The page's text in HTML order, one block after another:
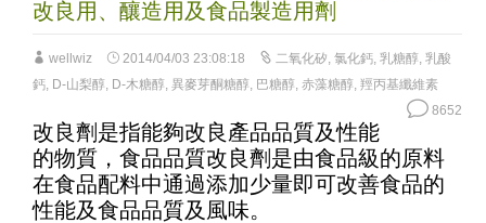
改良用、釀造用及食品製造用劑
wellwiz 2014/04/03 23:08:18 二氧化矽 氯化鈣, 乳糖醇, 乳酸
鈣, D-山梨醇, D-木糖醇, 異麥芽酮糖醇, 巴糖醇, 赤藻糖醇, 羥丙基纖維素
8652
改良劑是指能夠改良產品品質及性能
的物質，食品品質改良劑是由食品級的原料
在食品配料中通過添加少量即可改善食品的
性能及食品品質及風味。